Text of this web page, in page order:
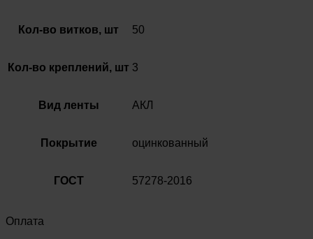
Кол-во витков, шт 50
Кол-во креплений, шт 3
Вид ленты АКЛ
Покрытие оцинкованный
ГОСТ 57278-2016
Оплата